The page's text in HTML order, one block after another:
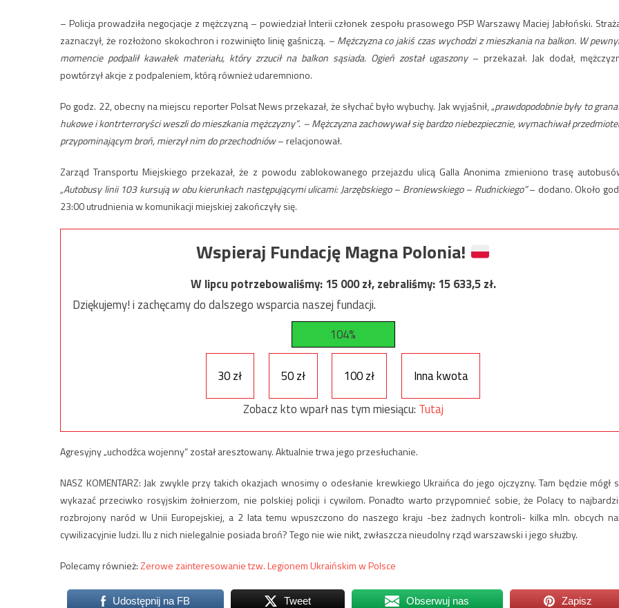
– Policja prowadziła negocjacje z mężczyzną – powiedział Interii członek zespołu prasowego PSP Warszawy Maciej Jabłoński.
zaznaczył, że rozłożono skokochron i rozwinięto linię gaśniczą. – Mężczyzna co jakiś czas wychodzi z mieszkania na balkon. W
momencie podpalił kawałek materiału, który zrzucił na balkon sąsiada. Ogień został ugaszony– przekazał. Jak dodał,
powtórzył akcje z podpaleniem, którą również udaremniono.
Po godz. 22, obecny na miejscu reporter Polsat News przekazał, że słychać było wybuchy. Jak wyjaśnił, „prawdopodobnie były to
hukowe i kontrterroryści weszli do mieszkania mężczyzny”. – Mężczyzna zachowywał się bardzo niebezpiecznie, wymachiwał
przypominającym broń, mierzył nim do przechodniów– relacjonował.
Zarząd Transportu Miejskiego przekazał, że z powodu zablokowanego przejazdu ulicą Galla Anonima zmieniono trasę
„Autobusy linii 103 kursują w obu kierunkach następującymi ulicami: Jarzębskiego – Broniewskiego – Rudnickiego”– dodano. Około
23:00 utrudnienia w komunikacji miejskiej zakończyły się.
Wspieraj Fundację Magna Polonia!
W lipcu potrzebowaliśmy:15 000zł, zebraliśmy:15 633,5zł.
Dziękujemy! i zachęcamy do dalszego wsparcia naszej fundacji.
104%
30 zł 50 zł 100 zł
Inna kwota
Zobacz kto wparł nas tym miesiącu: Tutaj
Agresyjny „uchodźca wojenny” został aresztowany. Aktualnie trwa jego przesłuchanie.
NASZ KOMENTARZ: Jak zwykle przy takich okazjach wnosimy o odesłanie krewkiego Ukraińca do jego ojczyzny. Tam będzie mógł
wykazać przeciwko rosyjskim żołnierzom, nie polskiej policji i cywilom. Ponadto warto przypomnieć sobie, że Polacy to
rozbrojony naród w Unii Europejskiej, a 2 lata temu wpuszczono do naszego kraju -bez żadnych kontroli- kilka mln. obcych
cywilizacyjnie ludzi. Ilu z nich nielegalnie posiada broń? Tego nie wie nikt, zwłaszcza nieudolny rząd warszawski i jego służby.
Polecamy również:Zerowe zainteresowanie tzw. Legionem Ukraińskim w Polsce
Udostępnij na FB Tweet Obserwuj nas Zapisz